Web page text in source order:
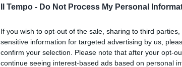
Il Tempo - Do Not Process My Personal
If you wish to opt-out of the sale, sharing to third
sensitive information for targeted advertising by us,
confirm your selection. Please note that after your opt-
continue seeing interest-based ads based on personal